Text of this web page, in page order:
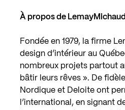
À propos de LemayMichaud
Fondée en 1979, la firme
design d’intérieur au
nombreux projets partout
bâtir leurs rêves ». De
Nordique et Deloite ont
l’international, en signant